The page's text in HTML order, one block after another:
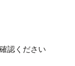
認ください